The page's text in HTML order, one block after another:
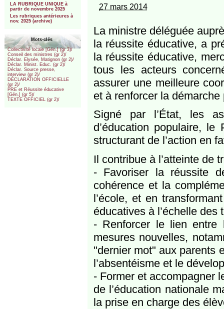
LA RUBRIQUE UNIQUE à
partir de novembre 2025
Les rubriques antérieures à
nov. 2025 (archive)
Mots-clés
Collectivité locale [Gén.] (gr 3)/
Conseil des ministres (gr 2)/
Déclar. Elysée, Matignon (gr 2)/
Déclar. Minist. Educ. (gr 2)/
Déclar. Source presse,
interview (gr 2)/
DÉCLARATION OFFICIELLE
(gr 2)/
PRE et Réussite éducative
[Gén.] (gr 5)/
TEXTE OFFICIEL (gr 2)/
27 mars 2014
La ministre déléguée
la réussite éducative, a
la réussite éducative,
tous les acteurs
assurer une meilleure
et à renforcer la
Signé par l’État, les
d’éducation populaire,
structurant de l’action en
Il contribue à l’atteinte de
- Favoriser la réussite
cohérence et la
l’école, et en
éducatives à l’échelle des
- Renforcer le lien entre
mesures nouvelles,
"dernier mot" aux parents
l’absentéisme et le
- Former et accompagner
de l’éducation nationale
la prise en charge des